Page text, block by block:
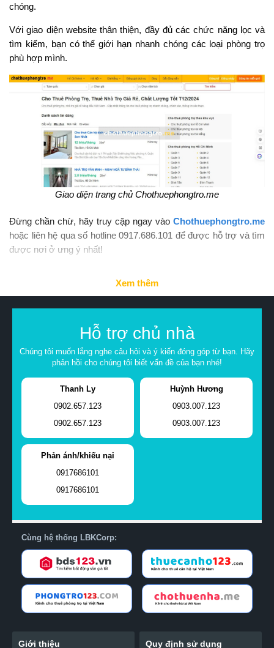
chóng.
Với giao diện website thân thiện, đầy đủ các chức năng lọc và
tìm kiếm, bạn có thể giới hạn nhanh chóng các loại phòng trọ
phù hợp mình.
Giao diện trang chủ Chothuephongtro.me
Đừng chần chừ, hãy truy cập ngay vào Chothuephongtro.me
hoặc liên hệ qua số hotline 0917.686.101 để được hỗ trợ và tìm
được nơi ở ưng ý nhất!
Xem thêm
Hỗ trợ chủ nhà
Chúng tôi muốn lắng nghe câu hỏi và ý kiến đóng góp từ bạn. Hãy
phản hồi cho chúng tôi biết vấn đề của bạn nhé!
Thanh Ly
0902.657.123
0902.657.123
Huỳnh Hương
0903.007.123
0903.007.123
Phản ánh/khiếu nại
0917686101
0917686101
Cùng hệ thống LBKCorp:
Giới thiệu Quy định sử dụng